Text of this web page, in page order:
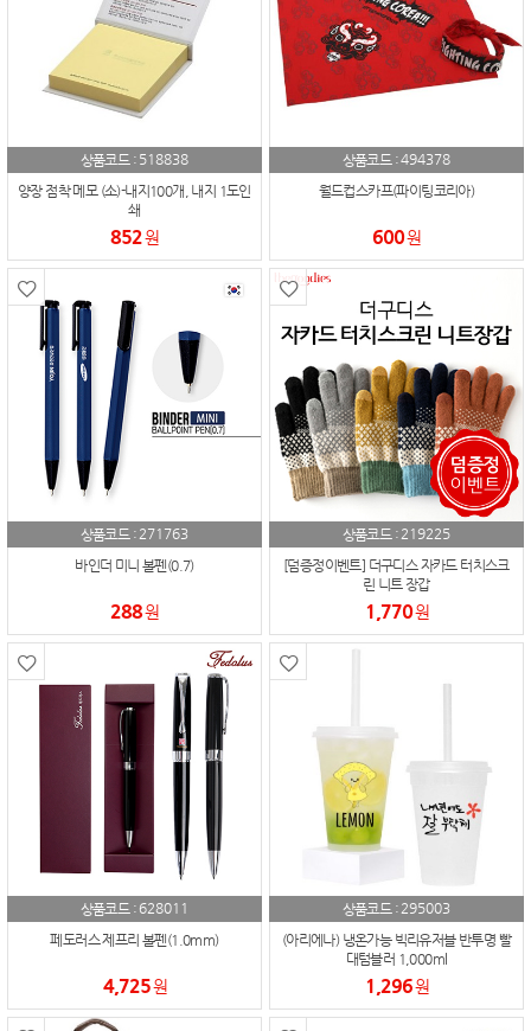
상품코드 : 518838
양장 점착 메모 (소)-내지100개, 내지 1도인
쇄
852원
상품코드 :494378
월드컵스카프(파이팅코리아)
600원
상품코드 :271763
바인더 미니 볼펜(0.7)
288원
상품코드 :219225
[덤증정이벤트] 더구디스 자카드 터치스크
린 니트 장갑
1,770원
상품코드 : 628011
페도러스 제프리 볼펜(1.0mm)
4,725원
상품코드 :295003
(아리에나) 냉온가능 빅리유저블 반투명 빨
대텀블러 1,000ml
1,296원